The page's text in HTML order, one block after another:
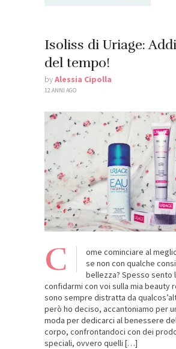
Isoliss di Uriage:
del tempo!
byAlessia Cipolla
12 ANNI AGO
C
ome cominciare al
se non con qualche
bellezza? Spesso sento
confidarmi con voi sulla mia beauty
sono sempre distratta da
però ho deciso, accantoniamo per
moda per dedicarci al benessere
corpo, confrontandoci con dei
speciali, ovvero quelli […]